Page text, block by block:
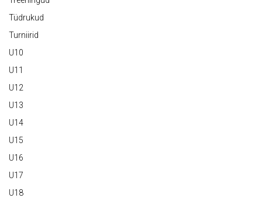
Tüdrukud
Turniirid
U10
U11
U12
U13
U14
U15
U16
U17
U18